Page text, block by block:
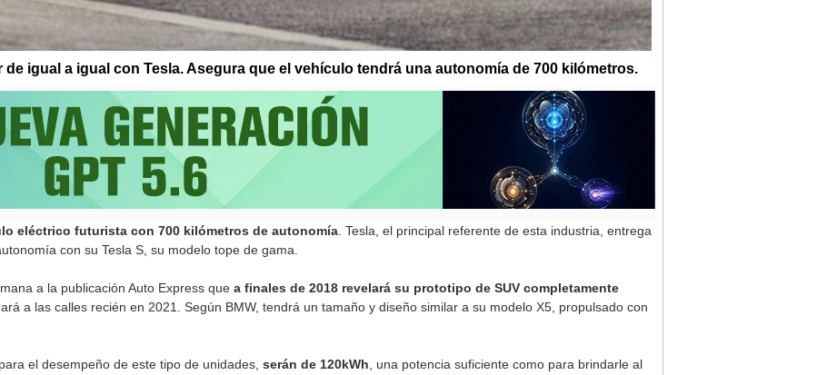
igual a igual con Tesla. Asegura que el vehículo tendrá una autonomía de 700 kilómetros.
eléctrico futurista con 700 kilómetros de autonomía . Tesla, el principal referente de esta industria, entrega
con su Tesla S, su modelo tope de gama.
a la publicación Auto Express que a finales de 2018 revelará su prototipo de SUV completamente
a las calles recién en 2021. Según BMW, tendrá un tamaño y diseño similar a su modelo X5, propulsado con
el desempeño de este tipo de unidades, serán de 120kWh , una potencia suficiente como para brindarle al